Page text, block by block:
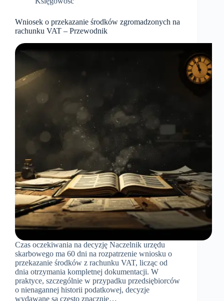
Wniosek o przekazanie środków zgromadzonych na
rachunku VAT – Przewodnik
Czas oczekiwania na decyzję Naczelnik urzędu
skarbowego ma 60 dni na rozpatrzenie wniosku o
przekazanie środków z rachunku VAT, licząc od
dnia otrzymania kompletnej dokumentacji. W
praktyce, szczególnie w przypadku przedsiębiorców
o nienagannej historii podatkowej, decyzje
wydawane są często znacznie…